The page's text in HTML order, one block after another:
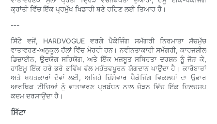
ਕ੍ਰਾਂਤੀ ਵਿੱਚ ਇੱਕ ਪ੍ਰਮੁੱਖ ਖਿਡਾਰੀ ਬਣੇ ਰਹਿਣ ਲਈ ਤਿਆਰ ਹੈ।
---
ਸਿੱਟੇ ਵਜੋਂ, HARDVOGUE ਵਰਗੇ ਪੈਕੇਜਿੰਗ ਸਮੱਗਰੀ ਨਿਰਮਾਤਾ ਸੱਚਮੁੱਚ
ਵਾਤਾਵਰਣ-ਅਨੁਕੂਲ ਹੱਲਾਂ ਵਿੱਚ ਮੋਹਰੀ ਹਨ। ਨਵੀਨਤਾਕਾਰੀ ਸਮੱਗਰੀ, ਕਾਰਜਸ਼ੀਲ
ਡਿਜ਼ਾਈਨ, ਉਦਯੋਗ ਸਹਿਯੋਗ, ਅਤੇ ਇੱਕ ਮਜ਼ਬੂਤ ​​ਸਥਿਰਤਾ ਦਰਸ਼ਨ ਨੂੰ ਜੋੜ ਕੇ,
ਹਾਇਮੂ ਇੱਕ ਹਰੇ ਭਰੇ ਭਵਿੱਖ ਵੱਲ ਮਹੱਤਵਪੂਰਨ ਯੋਗਦਾਨ ਪਾਉਂਦਾ ਹੈ। ਕਾਰੋਬਾਰਾਂ
ਅਤੇ ਖਪਤਕਾਰਾਂ ਦੋਵਾਂ ਲਈ, ਅਜਿਹੇ ਜ਼ਿੰਮੇਵਾਰ ਪੈਕੇਜਿੰਗ ਵਿਕਲਪਾਂ ਦਾ ਉਭਾਰ
ਆਰਥਿਕ ਟੀਚਿਆਂ ਨੂੰ ਵਾਤਾਵਰਣ ਪ੍ਰਬੰਧਨ ਨਾਲ ਜੋੜਨ ਵਿੱਚ ਇੱਕ ਦਿਲਚਸਪ
ਕਦਮ ਦਰਸਾਉਂਦਾ ਹੈ।
ਸਿੱਟਾ